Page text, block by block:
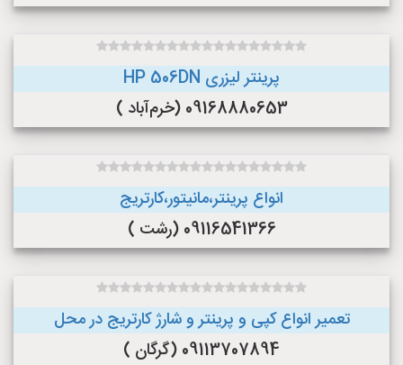
پرینتر لیزری HP 506DN
09168880653 (خرم‌آباد )
انواع پرینتر،مانیتور،کارتریج
09116541366 (رشت )
تعمیر انواع کپی و پرینتر و شارژ کارتریج در محل
09113707894 (گرگان )